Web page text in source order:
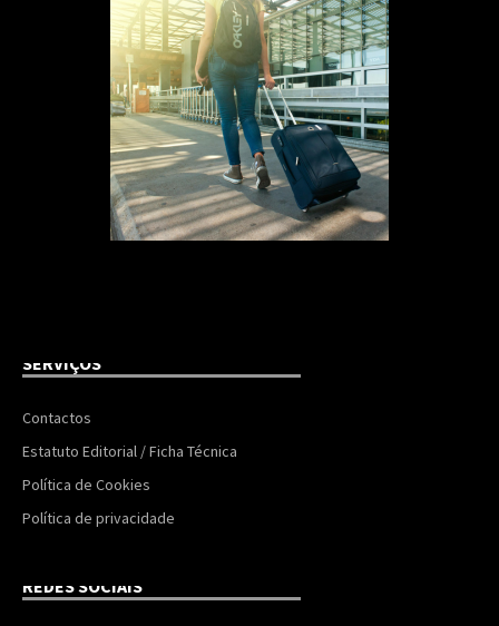
SERVIÇOS
Contactos
Estatuto Editorial / Ficha Técnica
Política de Cookies
Política de privacidade
REDES SOCIAIS